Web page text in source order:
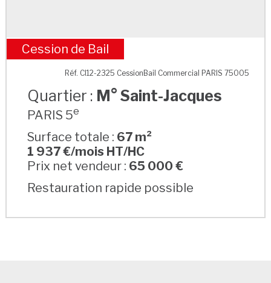
M° Saint-Jacques
Cession de Bail
Réf. CI12-2325 CessionBail Commercial PARIS 75005
Quartier : M° Saint-Jacques
PARIS 5e
Surface totale : 67 m²
1 937 €/mois HT/HC
Prix net vendeur : 65 000 €
Restauration rapide possible